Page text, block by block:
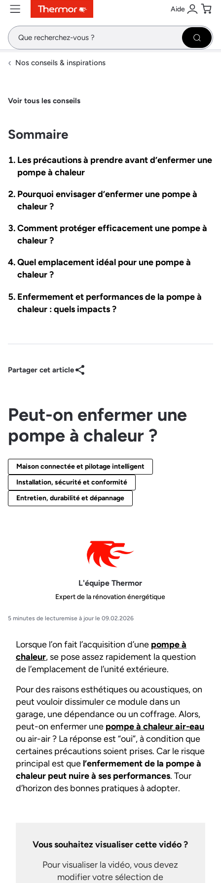
ContenuMenuRecherche Aide
Se
Nos conseils & inspirations
Voir tous les conseils
Sommaire
Les précautions à prendre avant d’enfermer une
pompe à chaleur
Pourquoi envisager d’enfermer une pompe à
chaleur ?
Comment protéger efficacement une pompe à
chaleur ?
Quel emplacement idéal pour une pompe à
chaleur ?
Enfermement et performances de la pompe à
chaleur : quels impacts ?
Partager cet article
Peut-on enfermer une
pompe à chaleur ?
Maison connectée et pilotage intelligent
Installation, sécurité et conformité
Entretien, durabilité et dépannage
L'équipe Thermor
Expert de la rénovation énergétique
5 minutes de lecturemise à jour le 09.02.2026
Lorsque l’on fait l’acquisition d’une pompe à
chaleur, se pose assez rapidement la question
de l’emplacement de l’unité extérieure.
Pour des raisons esthétiques ou acoustiques, on
peut vouloir dissimuler ce module dans un
garage, une dépendance ou un coffrage. Alors,
peut-on enfermer une pompe à chaleur air-eau
ou air-air ? La réponse est “oui”, à condition que
certaines précautions soient prises. Car le risque
principal est que l’enfermement de la pompe à
chaleur peut nuire à ses performances. Tour
d’horizon des bonnes pratiques à adopter.
Vous souhaitez visualiser cette vidéo ?
Pour visualiser la vidéo, vous devez
modifier votre sélection de